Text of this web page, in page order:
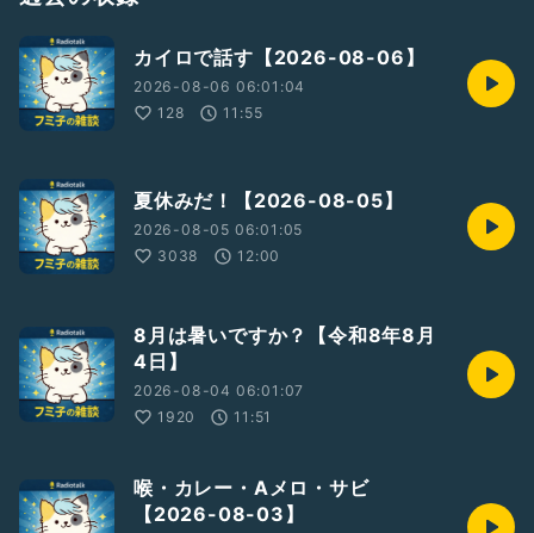
11/14 ニコ生
11/16 新居浜の寺に行く
11/21 フミエミ会(酒音・淀屋橋)
11/22 弾こう会新曲・未定(天王寺)
11/24 クリスマス曲(天王寺)
11/28 レンタルフミ子(東京)
#フミ子
カイロで話す【2026-08-06】
2026-08-06 06:01:04
128
11:55
夏休みだ！【2026-08-05】
2026-08-05 06:01:05
3038
12:00
8月は暑いですか？【令和8年8月
4日】
2026-08-04 06:01:07
1920
11:51
喉・カレー・Aメロ・サビ
【2026-08-03】